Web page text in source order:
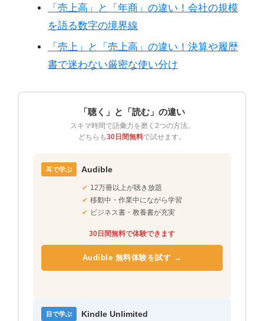
「売上高」と「年商」の違い！会社の規模
を語る数字の境界線
「売上」と「売上高」の違い！決算や履歴
書で迷わない厳密な使い分け
「聴く」と「読む」の違い
スキマ時間で語彙力を磨く2つの方法。
どちらも30日間無料で試せます。
耳で学ぶ Audible
✔ 12万冊以上が聴き放題
✔ 移動中・作業中にながら学習
✔ ビジネス書・教養書が充実
30日間無料で体験できます
Audible 無料体験を試す →
目で学ぶ Kindle Unlimited